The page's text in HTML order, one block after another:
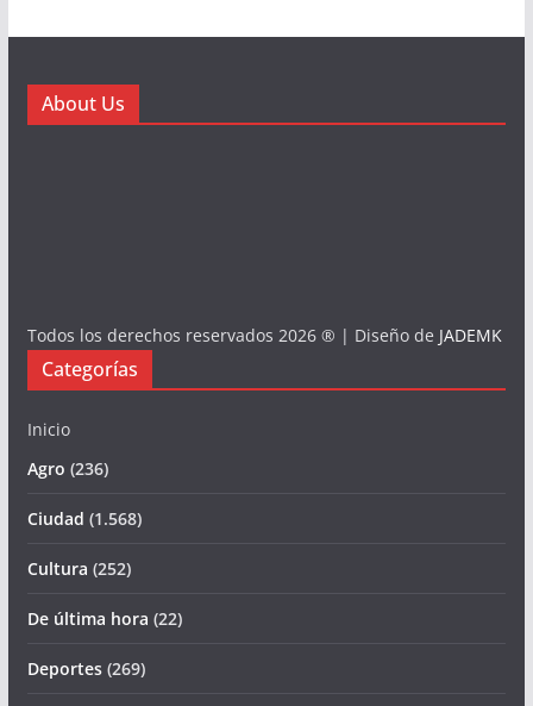
About Us
Todos los derechos reservados 2026 ® | Diseño de JADEMK
Categorías
Inicio
Agro (236)
Ciudad (1.568)
Cultura (252)
De última hora (22)
Deportes(269)